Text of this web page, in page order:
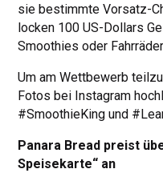
sie bestimmte Vorsatz-
locken 100 US-Dollars
Smoothies oder
Um am Wettbewerb
Fotos bei Instagram
#SmoothieKing und
Panara Bread preist
Speisekarte“ an